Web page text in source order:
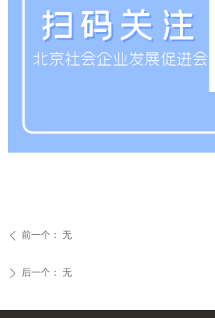
ꄴ 前一个： 无
ꄲ 后一个： 无